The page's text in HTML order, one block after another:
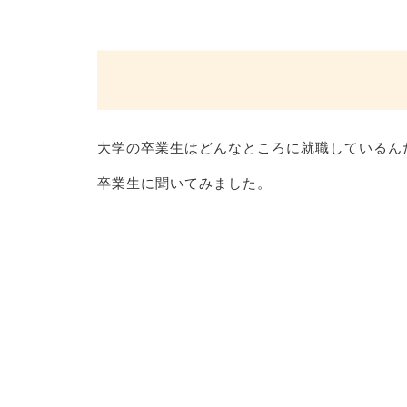
大学の卒業生はどんなところに就職しているん
卒業生に聞いてみました。